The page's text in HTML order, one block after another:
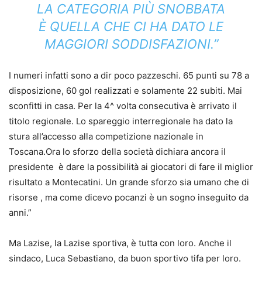
LA CATEGORIA PIÙ SNOBBATA
È QUELLA CHE CI HA DATO LE
MAGGIORI SODDISFAZIONI.”
I numeri infatti sono a dir poco pazzeschi. 65 punti su 78 a
disposizione, 60 gol realizzati e solamente 22 subiti. Mai
sconfitti in casa. Per la 4^ volta consecutiva è arrivato il
titolo regionale. Lo spareggio interregionale ha dato la
stura all’accesso alla competizione nazionale in
Toscana.Ora lo sforzo della società dichiara ancora il
presidente ­ è dare la possibilità ai giocatori di fare il miglior
risultato a Montecatini. Un grande sforzo sia umano che di
risorse , ma come dicevo pocanzi è un sogno inseguito da
anni.”
Ma Lazise, la Lazise sportiva, è tutta con loro. Anche il
sindaco, Luca Sebastiano, da buon sportivo tifa per loro.